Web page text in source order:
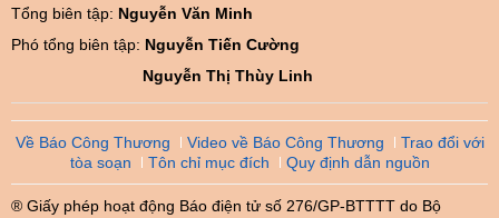
Tổng biên tập: Nguyễn Văn Minh
Phó tổng biên tập: Nguyễn Tiến Cường
Nguyễn Thị Thùy Linh
Về Báo Công Thương Video về Báo Công Thương
Trao đổi với
tòa soạn
Tôn chỉ mục đích Quy định dẫn nguồn
® Giấy phép hoạt động Báo điện tử số 276/GP-BTTTT do Bộ